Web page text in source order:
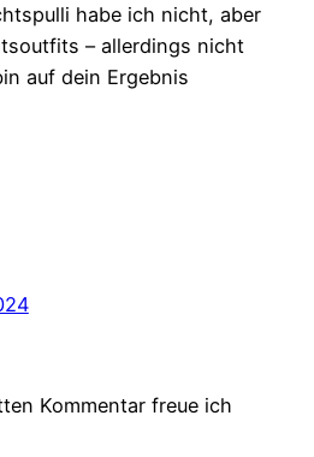
habe ich nicht, aber
– allerdings nicht
auf dein Ergebnis
Kommentar freue ich